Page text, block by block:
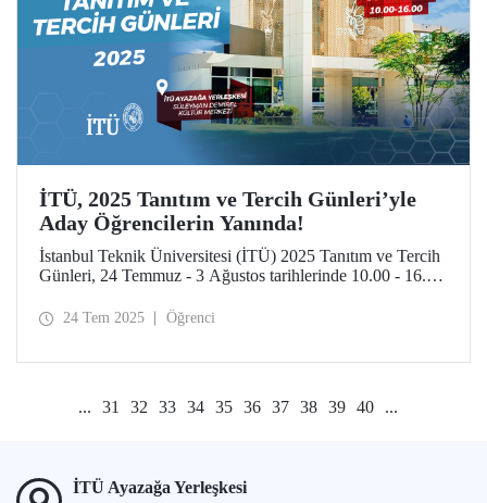
İTÜ, 2025 Tanıtım ve Tercih Günleri’yle
Aday Öğrencilerin Yanında!
İstanbul Teknik Üniversitesi (İTÜ) 2025 Tanıtım ve Tercih
Günleri, 24 Temmuz - 3 Ağustos tarihlerinde 10.00 - 16.00
yerleşkelerine bekliyor.
24 Tem 2025 Öğrenci
... 31 32 33 34 35 36 37 38 39 40 ...
İTÜ Ayazağa Yerleşkesi